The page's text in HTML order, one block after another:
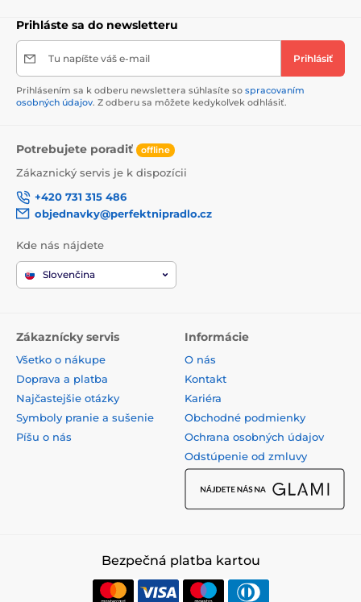
Prihláste sa do newsletteru
Tu napíšte váš e-mail Prihlásiť
Prihlásením sa k odberu newslettera súhlasíte so spracovaním
osobných údajov. Z odberu sa môžete kedykoľvek odhlásiť.
Potrebujete poradiť offline
Zákaznický servis je k dispozícii
+420 731 315 486
objednavky@perfektnipradlo.cz
Kde nás nájdete
Slovenčina
Zákaznícky servis
Všetko o nákupe
Doprava a platba
Najčastejšie otázky
Symboly pranie a sušenie
Píšu o nás
Informácie
O nás
Kontakt
Kariéra
Obchodné podmienky
Ochrana osobných údajov
Odstúpenie od zmluvy
Bezpečná platba kartou